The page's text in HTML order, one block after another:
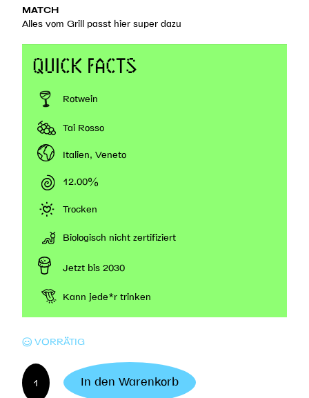
MATCH
Alles vom Grill passt hier super dazu
QUICK FACTS
Rotwein
Tai Rosso
Italien, Veneto
12.00%
Trocken
Biologisch nicht zertifiziert
Jetzt bis 2030
Kann jede*r trinken
VORRÄTIG
Davide
Xodo
In den Warenkorb